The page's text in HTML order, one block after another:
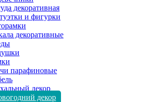
декоративная
и фигурки
декоративные
парафиновые
декор
декор